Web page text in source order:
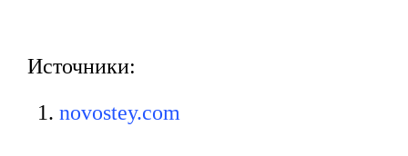
Источники:
novostey.com